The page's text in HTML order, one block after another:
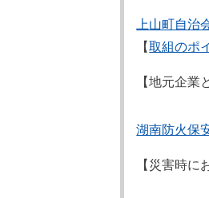
上山町自治
【取組のポ
【地元企
湖南防火保
【災害時